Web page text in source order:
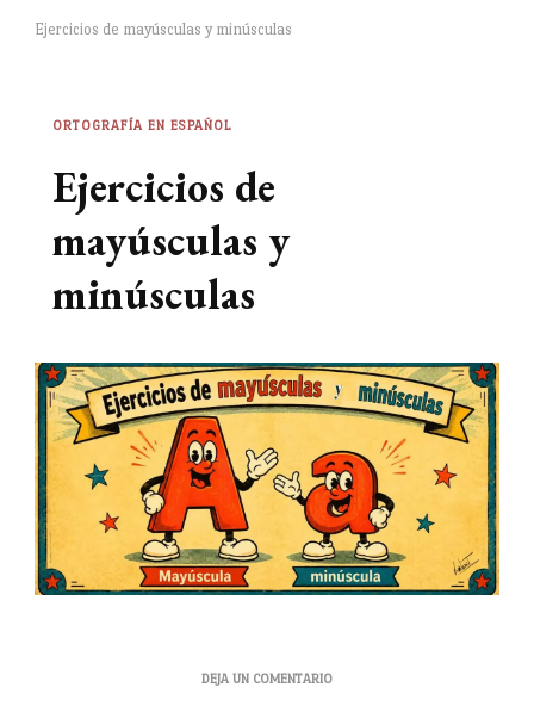
Ejercicios de mayúsculas y minúsculas
ORTOGRAFÍA EN ESPAÑOL
Ejercicios de
mayúsculas y
minúsculas
DEJA UN COMENTARIOEN